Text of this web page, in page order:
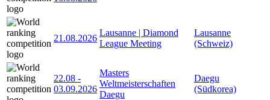
21.08.2026
Lausanne | Diamond
League Meeting
Lausanne
(Schweiz)
22.08 -
03.09.2026
Masters
Weltmeisterschaften
Daegu
Daegu
(Südkorea)